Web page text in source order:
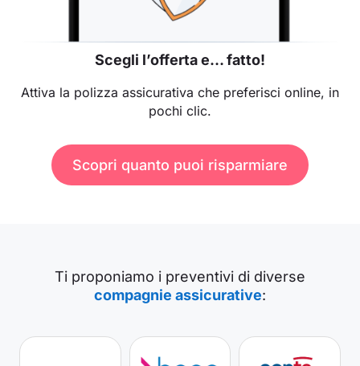
Scegli l’offerta e… fatto!
Attiva la polizza assicurativa che preferisci online, in
pochi clic.
Scopri quanto puoi risparmiare
Ti proponiamo i preventivi di diverse
compagnie assicurative: